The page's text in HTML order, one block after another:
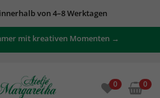
von 4–8 Werktagen
mit kreativen Momenten →
0 0